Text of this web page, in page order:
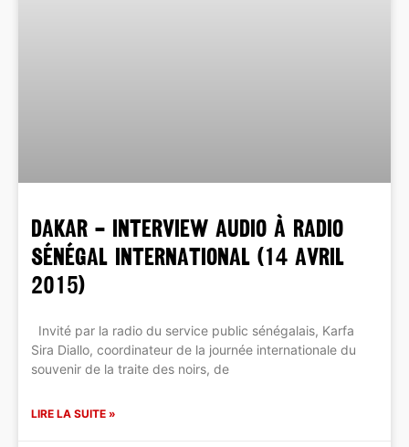
DAKAR – INTERVIEW AUDIO à Radio
Sénégal International (14 avril
2015)
Invité par la radio du service public sénégalais, Karfa
Sira Diallo, coordinateur de la journée internationale du
souvenir de la traite des noirs, de
LIRE LA SUITE »